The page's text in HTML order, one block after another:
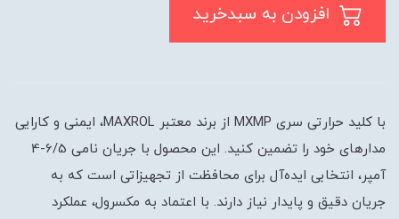
با کلید حرارتی سری MXMP از برند معتبر MAXROL، ایمنی و کارایی
مدارهای خود را تضمین کنید. این محصول با جریان نامی 6/5-4
آمپر، انتخابی ایده‌آل برای محافظت از تجهیزاتی است که به
جریان دقیق و پایدار نیاز دارند. با اعتماد به مکسرول، عملکرد